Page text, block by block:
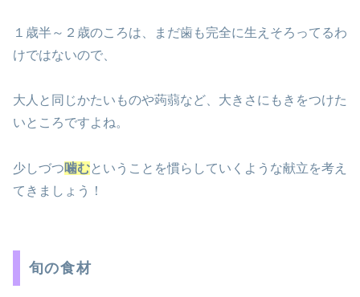
１歳半～２歳のころは、まだ歯も完全に生えそろってるわ
けではないので、
大人と同じかたいものや蒟蒻など、大きさにもきをつけた
いところですよね。
少しづつ噛むということを慣らしていくような献立を考え
てきましょう！
旬の食材